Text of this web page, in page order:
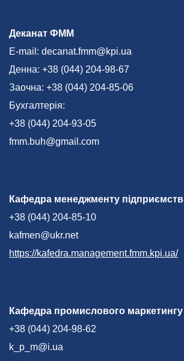
Деканат ФММ
E-mail: decanat.fmm@kpi.ua
Денна: +38 (044) 204-98-67
Заочна: +38 (044) 204-85-06
Бухгалтерія:
+38 (044) 204-93-05
fmm.buh@gmail.com
Кафедра менеджменту підприємств
+38 (044) 204-85-10
kafmen@ukr.net
https://kafedra.management.fmm.kpi.ua/
Кафедра промислового маркетингу
+38 (044) 204-98-62
k_p_m@i.ua